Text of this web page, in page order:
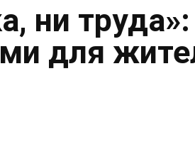
ни
для